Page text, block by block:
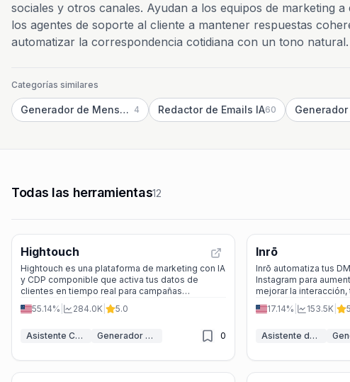
sociales y otros canales. Ayudan a los equipos de marketing
los agentes de soporte al cliente a mantener respuestas
automatizar la correspondencia cotidiana con un tono natural.
Categorías similares
Generador de Mensajes de Texto IA 4 Redactor de Emails IA60
Todas las herramientas12
Hightouch
Hightouch es una plataforma de marketing con IA
y CDP componible que activa tus datos de
clientes en tiempo real para campañas
personalizadas, seguras y en marca.
55.14% 284.0K 5.0
Asistente Creativo Publicitario IA Generador de mensajes IA 0
Inrō
Inrō automatiza tus
Instagram para
mejorar la
sencilla.
17.14% 153.5K
Asistente de Instagram IA